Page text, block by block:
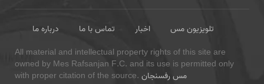
درباره ما تماس با ما اخبار
تلویزیون مس
All material and intellectual property rights of this site are
owned by Mes Rafsanjan F.C. and its use is permitted only
with proper citation of the source. مس رفسنجان